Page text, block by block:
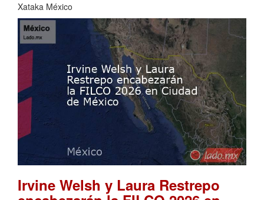
Xataka México
Irvine Welsh y Laura Restrepo